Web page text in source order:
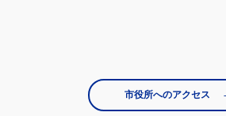
市役所へのアクセス